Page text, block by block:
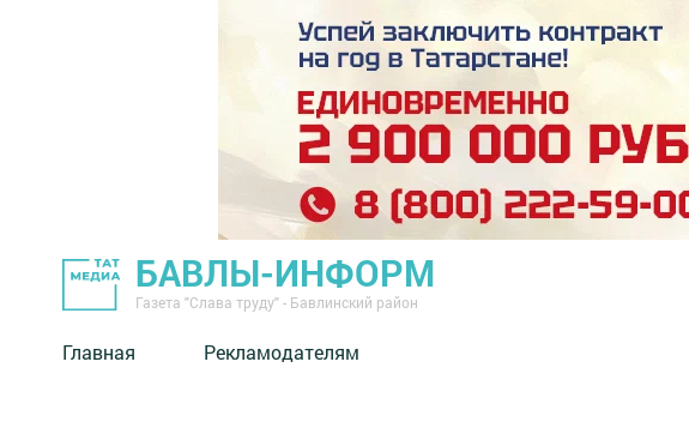
БАВЛЫ-ИНФОРМ
Газета "Слава труду" - Бавлинский район
Главная Рекламодателям